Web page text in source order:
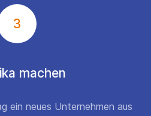
3
machen
ein neues Unternehmen aus